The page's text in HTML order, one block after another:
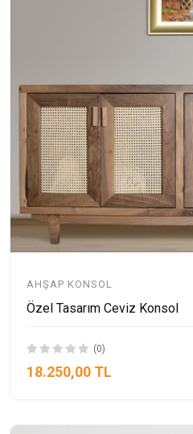
AHŞAP KONSOL
Özel Tasarım Ceviz Konsol
(0)
18.250,00 TL